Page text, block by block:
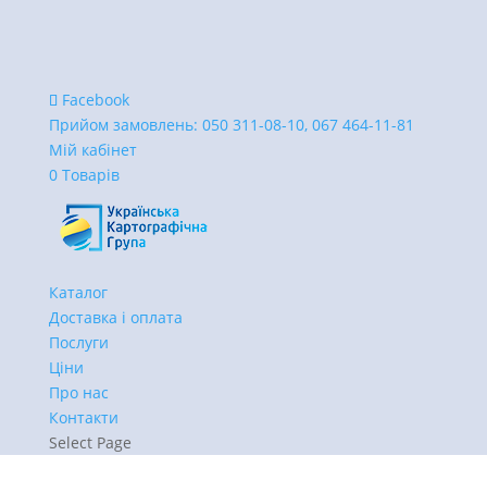
Facebook
Прийом замовлень: 050 311-08-10, 067 464-11-81
Мій кабінет
0 Товарів
Каталог
Доставка і оплата
Послуги
Ціни
Про нас
Контакти
Select Page